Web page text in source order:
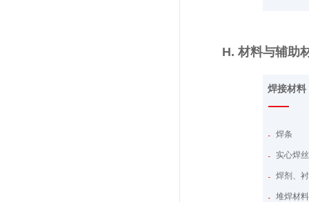
给料和
焊缝检
器人、
自动换
输送机构
H. 材料与辅助
焊接材料
焊条
实心焊丝
焊剂、
堆焊材